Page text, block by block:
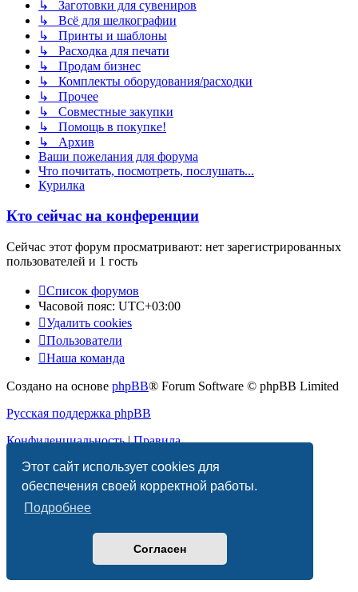
Этот сайт использует cookies для
обеспечения своей корректной работы.
Подробнее
Согласен
↳ Заготовки для сувениров
↳ Всё для шелкографии
↳ Принты и шаблоны
↳ Расходка для печати
↳ Продам бизнес
↳ Комплекты оборудования/расходки
↳ Прочее
↳ Совместные закупки
↳ Помощь в покупке!
↳ Архив
Ваши пожелания для форума
Что почитать, посмотреть, послушать...
Курилка
Кто сейчас на конференции
Сейчас этот форум просматривают: нет зарегистрированных
пользователей и 1 гость
Список форумов
Часовой пояс: UTC+03:00
Удалить cookies
Пользователи
Наша команда
Создано на основе phpBB® Forum Software © phpBB Limited
Русская поддержка phpBB
Конфиденциальность |Правила